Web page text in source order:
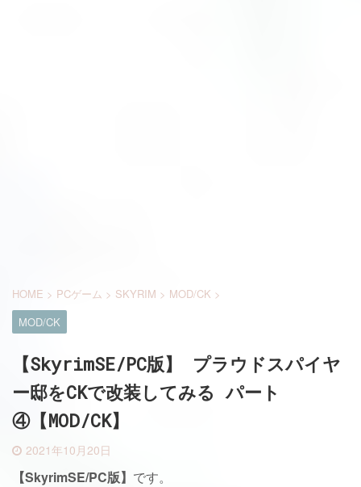
HOME > PCゲーム > SKYRIM > MOD/CK >
MOD/CK
【SkyrimSE/PC版】 プラウドスパイヤ
ー邸をCKで改装してみる パート
④【MOD/CK】
2021年10月20日
【SkyrimSE/PC版】 です。